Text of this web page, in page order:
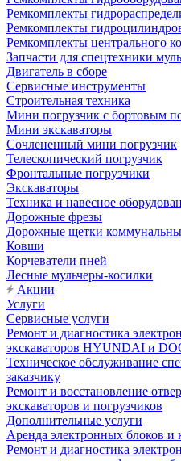
Ремкомплекты
Ремкомплекты
Ремкомплекты центрального
Запчасти для спецтехники
Двигатель в сборе
Сервисные инструменты
Строительная техника
Мини погрузчик с бортовым
Мини экскаваторы
Сочлененный мини погрузчик
Телескопический погрузчик
Фронтальные погрузчики
Экскаваторы
Техника и навесное
Дорожные фрезы
Дорожные щетки
Ковши
Корчеватели пней
Лесные мульчеры-косилки
Акции
Услуги
Сервисные услуги
Ремонт и диагностика
экскаваторов HYUNDAI и
Техническое обслуживание
заказчику
Ремонт и восстановление
экскаваторов и погрузчиков
Дополнительные услуги
Аренда электронных блоков и
Ремонт и диагностика